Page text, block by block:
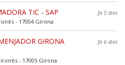
TIC - SAP
fa 5 dies
- 17004 Girona
GIRONA
fa 6 dies
- 17005 Girona